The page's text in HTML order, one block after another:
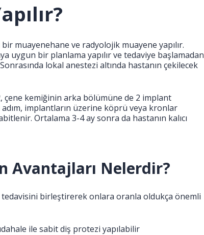
muayenehane ve radyolojik muayene yapılır.
uygun bir planlama yapılır ve tedaviye başlamadan
lokal anestezi altında hastanın çekilecek
çene kemiğinin arka bölümüne de 2 implant
implantların üzerine köprü veya kronlar
Ortalama 3-4 ay sonra da hastanın kalıcı
Avantajları Nelerdir?
birleştirerek onlara oranla oldukça önemli
ile sabit diş protezi yapılabilir